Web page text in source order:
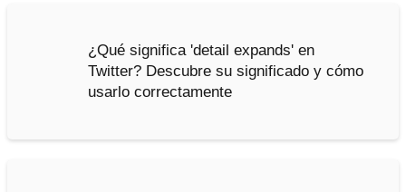
¿Qué significa 'detail expands' en
Twitter? Descubre su significado y cómo
usarlo correctamente